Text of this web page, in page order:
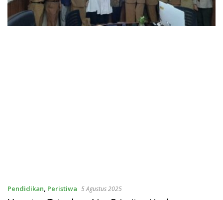
Pendidikan, Peristiwa 5 Agustus 2025